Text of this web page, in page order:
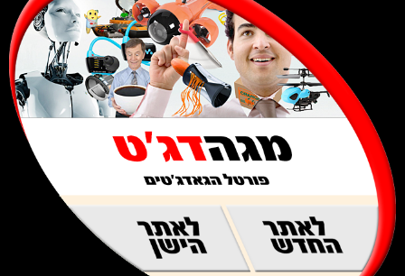
לאתר
החדש
לאתר
הישן